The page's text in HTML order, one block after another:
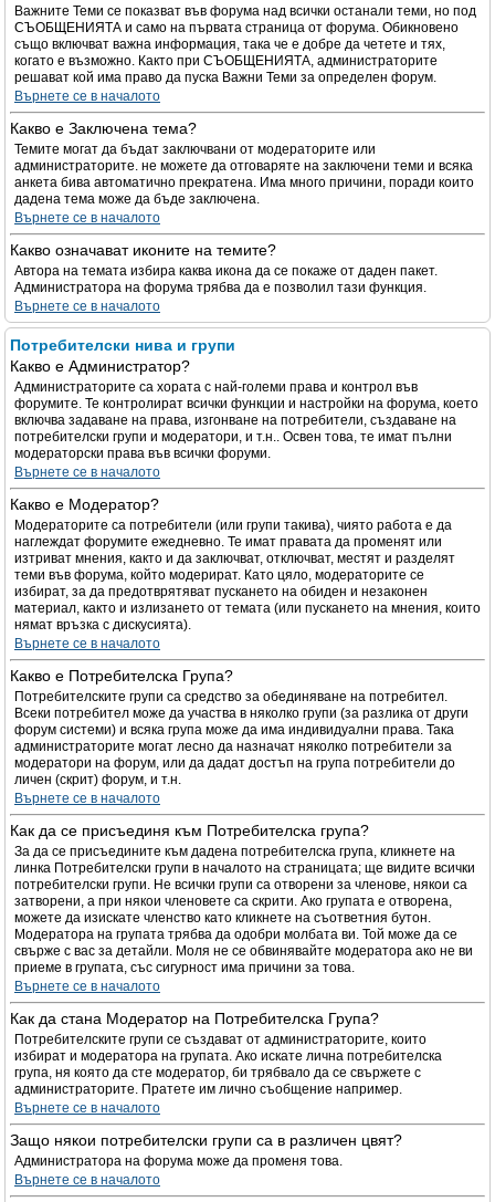
Важните Теми се показват във форума над всички останали теми, но под
СЪОБЩЕНИЯТА и само на първата страница от форума. Обикновено
също включват важна информация, така че е добре да четете и тях,
когато е възможно. Както при СЪОБЩЕНИЯТА, администраторите
решават кой има право да пуска Важни Теми за определен форум.
Върнете се в началото
Какво е Заключена тема?
Темите могат да бъдат заключвани от модераторите или
администраторите. не можете да отговаряте на заключени теми и всяка
анкета бива автоматично прекратена. Има много причини, поради които
дадена тема може да бъде заключена.
Върнете се в началото
Какво означават иконите на темите?
Автора на темата избира каква икона да се покаже от даден пакет.
Администратора на форума трябва да е позволил тази функция.
Върнете се в началото
Потребителски нива и групи
Какво е Администратор?
Администраторите са хората с най-големи права и контрол във
форумите. Те контролират всички функции и настройки на форума, което
включва задаване на права, изгонване на потребители, създаване на
потребителски групи и модератори, и т.н.. Освен това, те имат пълни
модераторски права във всички форуми.
Върнете се в началото
Какво е Модератор?
Модераторите са потребители (или групи такива), чиято работа е да
наглеждат форумите ежедневно. Те имат правата да променят или
изтриват мнения, както и да заключват, отключват, местят и разделят
теми във форума, който модерират. Като цяло, модераторите се
избират, за да предотврятяват пускането на обиден и незаконен
материал, както и излизането от темата (или пускането на мнения, които
нямат връзка с дискусията).
Върнете се в началото
Какво е Потребителска Група?
Потребителските групи са средство за обединяване на потребител.
Всеки потребител може да участва в няколко групи (за разлика от други
форум системи) и всяка група може да има индивидуални права. Така
администраторите могат лесно да назначат няколко потребители за
модератори на форум, или да дадат достъп на група потребители до
личен (скрит) форум, и т.н.
Върнете се в началото
Как да се присъединя към Потребителска група?
За да се присъедините към дадена потребителска група, кликнете на
линка Потребителски групи в началото на страницата; ще видите всички
потребителски групи. Не всички групи са отворени за членове, някои са
затворени, а при някои членовете са скрити. Ако групата е отворена,
можете да изискате членство като кликнете на съответния бутон.
Модератора на групата трябва да одобри молбата ви. Той може да се
свърже с вас за детайли. Моля не се обвинявайте модератора ако не ви
приеме в групата, със сигурност има причини за това.
Върнете се в началото
Как да стана Модератор на Потребителска Група?
Потребителските групи се създават от администраторите, които
избират и модератора на групата. Ако искате лична потребителска
група, ня която да сте модератор, би трябвало да се свържете с
администраторите. Пратете им лично съобщение например.
Върнете се в началото
Защо някои потребителски групи са в различен цвят?
Администратора на форума може да променя това.
Върнете се в началото